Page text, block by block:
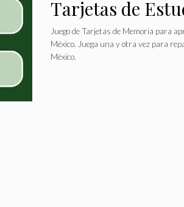
Tarjetas de
Juego de Tarjetas de Memoria para
México. Juega una y otra vez para
México.